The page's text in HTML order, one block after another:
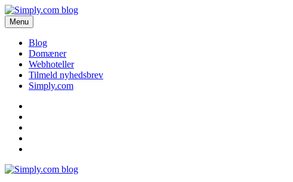
Videre
til
indhold
Simply.com blog
Få de seneste nyheder om domæner og webhoteller her.
Menu
Blog
Domæner
Webhoteller
Tilmeld nyhedsbrev
Simply.com